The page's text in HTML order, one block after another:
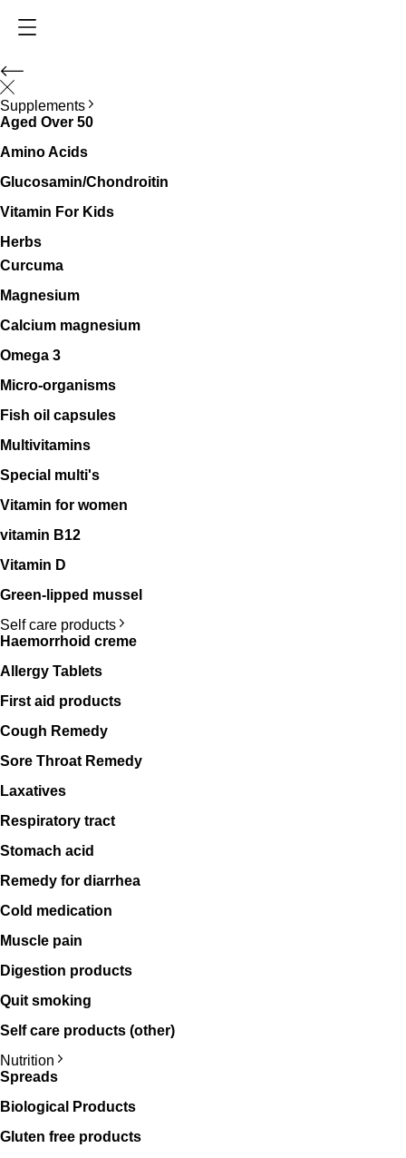
Supplements
Aged Over 50
Amino Acids
Glucosamin/Chondroitin
Vitamin For Kids
Herbs
Curcuma
Magnesium
Calcium magnesium
Omega 3
Micro-organisms
Fish oil capsules
Multivitamins
Special multi's
Vitamin for women
vitamin B12
Vitamin D
Green-lipped mussel
Self care products
Haemorrhoid creme
Allergy Tablets
First aid products
Cough Remedy
Sore Throat Remedy
Laxatives
Respiratory tract
Stomach acid
Remedy for diarrhea
Cold medication
Muscle pain
Digestion products
Quit smoking
Self care products (other)
Nutrition
Spreads
Biological Products
Gluten free products